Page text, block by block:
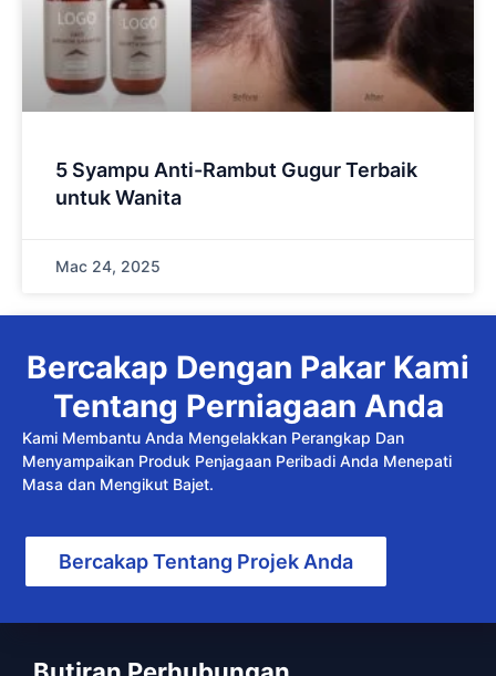
5 Syampu Anti-Rambut Gugur Terbaik
untuk Wanita
Mac 24, 2025
Bercakap Dengan Pakar Kami
Tentang Perniagaan Anda
Kami Membantu Anda Mengelakkan Perangkap Dan
Menyampaikan Produk Penjagaan Peribadi Anda Menepati
Masa dan Mengikut Bajet.
Bercakap Tentang Projek Anda